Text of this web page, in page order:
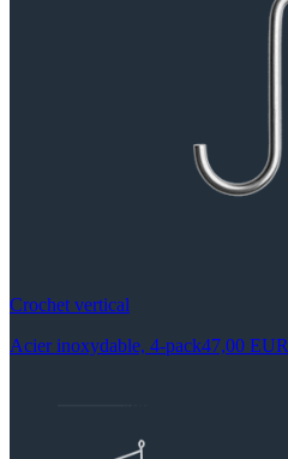
Crochet vertical
Acier inoxydable, 4-pack47,00 EUR